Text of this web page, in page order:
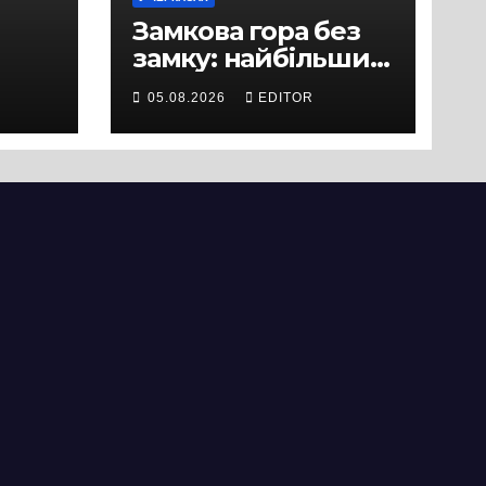
Замкова гора без
замку: найбільший
історичний міф
Черкас
05.08.2026 EDITOR